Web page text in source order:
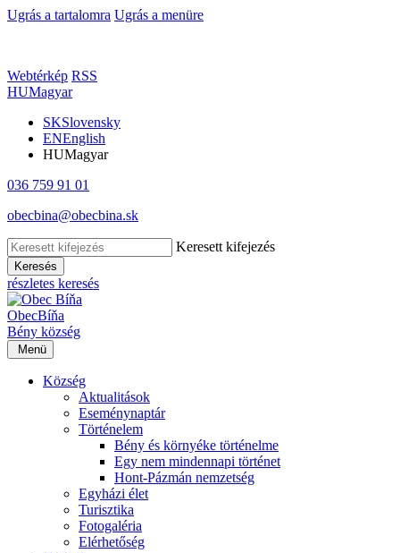
Ugrás a tartalomra Ugrás a menüre
Webtérkép RSS
HUMagyar
SKSlovensky
ENEnglish
HUMagyar
036 759 91 01
obecbina@obecbina.sk
Keresett kifejezés
Keresés
részletes keresés
ObecBíňa
Bény község
Menü
Község
Aktualitások
Eseménynaptár
Történelem
Bény és környéke történelme
Egy nem mindennapi történet
Hont-Pázmán nemzetség
Egyházi élet
Turisztika
Fotogaléria
Elérhetőség